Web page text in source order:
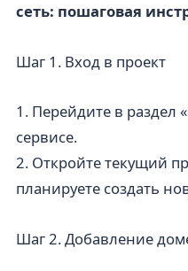
сеть: пошаговая
Шаг 1. Вход в проект
1. Перейдите в
сервисе.
2. Откройте текущий
планируете создать
Шаг 2. Добавление